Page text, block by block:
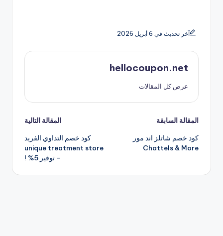
آخر تحديث في 6 أبريل 2026
hellocoupon.net
عرض كل المقالات
تصفّح
المقالات
المقالة السابقة
كود خصم شاتلز اند مور
Chattels & More
المقالة التالية
كود خصم التداوي الفريد
unique treatment store
– توفير 5% !